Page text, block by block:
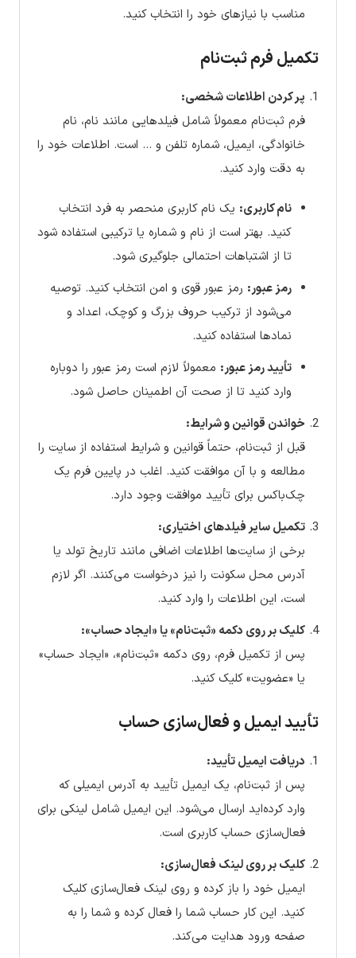
مناسب با نیازهای خود را انتخاب کنید.
تکمیل فرم ثبت‌نام
پر کردن اطلاعات شخصی:
فرم ثبت‌نام معمولاً شامل فیلدهایی مانند نام، نام
خانوادگی، ایمیل، شماره تلفن و … است. اطلاعات خود را
به دقت وارد کنید.
نام کاربری: یک نام کاربری منحصر به فرد انتخاب
کنید. بهتر است از نام و شماره یا ترکیبی استفاده شود
تا از اشتباهات احتمالی جلوگیری شود.
رمز عبور: رمز عبور قوی و امن انتخاب کنید. توصیه
می‌شود از ترکیب حروف بزرگ و کوچک، اعداد و
نمادها استفاده کنید.
تأیید رمز عبور: معمولاً لازم است رمز عبور را دوباره
وارد کنید تا از صحت آن اطمینان حاصل شود.
خواندن قوانین و شرایط:
قبل از ثبت‌نام، حتماً قوانین و شرایط استفاده از سایت را
مطالعه و با آن موافقت کنید. اغلب در پایین فرم یک
چک‌باکس برای تأیید موافقت وجود دارد.
تکمیل سایر فیلدهای اختیاری:
برخی از سایت‌ها اطلاعات اضافی مانند تاریخ تولد یا
آدرس محل سکونت را نیز درخواست می‌کنند. اگر لازم
است، این اطلاعات را وارد کنید.
کلیک بر روی دکمه «ثبت‌نام» یا «ایجاد حساب»:
پس از تکمیل فرم، روی دکمه «ثبت‌نام»، «ایجاد حساب»
یا «عضویت» کلیک کنید.
تأیید ایمیل و فعال‌سازی حساب
دریافت ایمیل تأیید:
پس از ثبت‌نام، یک ایمیل تأیید به آدرس ایمیلی که
وارد کرده‌اید ارسال می‌شود. این ایمیل شامل لینکی برای
فعال‌سازی حساب کاربری است.
کلیک بر روی لینک فعال‌سازی:
ایمیل خود را باز کرده و روی لینک فعال‌سازی کلیک
کنید. این کار حساب شما را فعال کرده و شما را به
صفحه ورود هدایت می‌کند.